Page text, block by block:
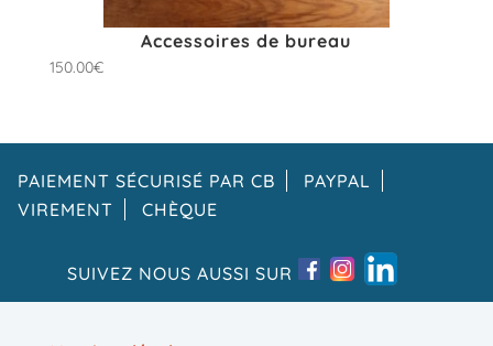
Accessoires de bureau
150.00€
PAIEMENT SÉCURISÉ PAR CB
PAYPAL
VIREMENT
CHÈQUE
SUIVEZ NOUS AUSSI SUR